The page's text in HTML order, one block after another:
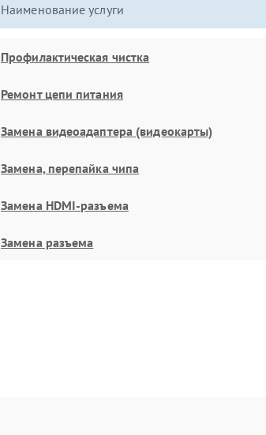
Наименование услуги
Профилактическая чистка
Ремонт цепи питания
Замена видеоадаптера (видеокарты)
Замена, перепайка чипа
Замена HDMI-разъема
Замена разъема